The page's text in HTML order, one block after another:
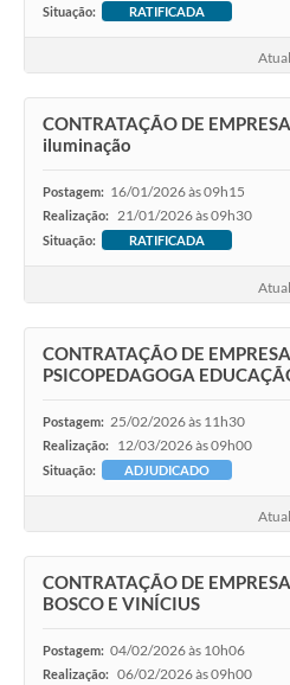
Situação: RATIFICADA
CONTRATAÇÃO DE
iluminação
Postagem: 16/01/2026 às 09h15
Realização: 21/01/2026 às 09h30
Situação: RATIFICADA
CONTRATAÇÃO DE
PSICOPEDAGOGA
Postagem: 25/02/2026 às 11h30
Realização: 12/03/2026 às 09h00
Situação: ADJUDICADO
CONTRATAÇÃO DE
BOSCO E VINÍCIUS
Postagem: 04/02/2026 às 10h06
Realização: 06/02/2026 às 09h00